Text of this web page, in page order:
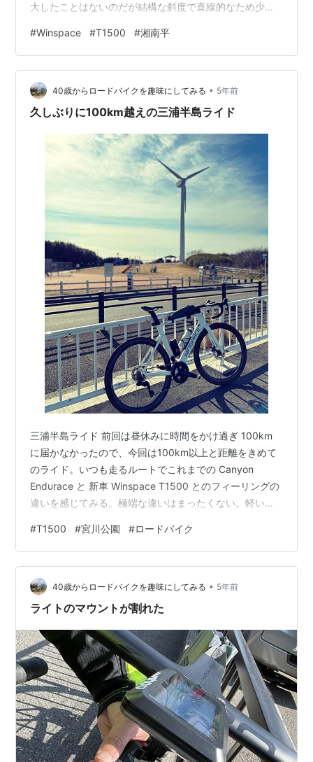
大したことはないのだが結構な斜度で直線的なため少し
く見えた。 ランチは大磯の大磯港の「めしや大磯港」へ
他のメニューは全て終了しており、残っていた金目の煮
付けを注文 おいしいかった
#Winspace #T1500 #湘南平
40歳からロードバイクを趣味にしてみる • 5年前
久しぶりに100km越えの三浦半島ライド
三浦半島ライド 前回は昼休みに時間をかけ過ぎ 100km
に届かなかったので、今回は100km以上と距離をきめて
のライド。いつも走るルートでこれまでの Canyon
Endurace と 新車 Winspace T1500 とのフィーリングの
違いを感じてみる。極端な違いはまったくない。軽いカ
のだし、高速巡航が楽になったとか峠もサクサク登れる
など言ってみたいのだが、そもそも鈍足巡航しかできて
いないので、高速巡航の比較ができない。峠もまったり
と時間をかけて登るレベルなので同じこと。ただ、これ
まで30kmまでは簡単にスピードが出たが、それ以上へあ
#T1500 #宮川公園 #ロードバイク
40歳からロードバイクを趣味にしてみる • 5年前
ライトのマウントが割れた